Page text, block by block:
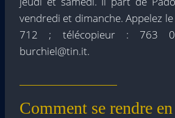
vendredi et dimanche. Appelez
712 ; télécopieur : 763
burchiel@tin.it.
Comment se rendre